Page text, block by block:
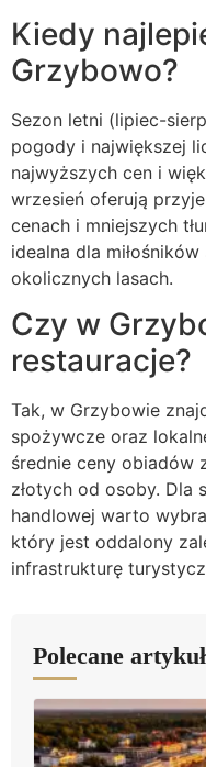
Kiedy
Grzybowo?
Sezon letni (lipiec-
pogody i największej
najwyższych cen i
wrzesień oferują
cenach i mniejszych
idealna dla
okolicznych lasach.
Czy w
restauracje?
Tak, w Grzybowie
spożywcze oraz
średnie ceny obiadów
złotych od osoby. Dla
handlowej warto
który jest oddalony
infrastrukturę
Polecane